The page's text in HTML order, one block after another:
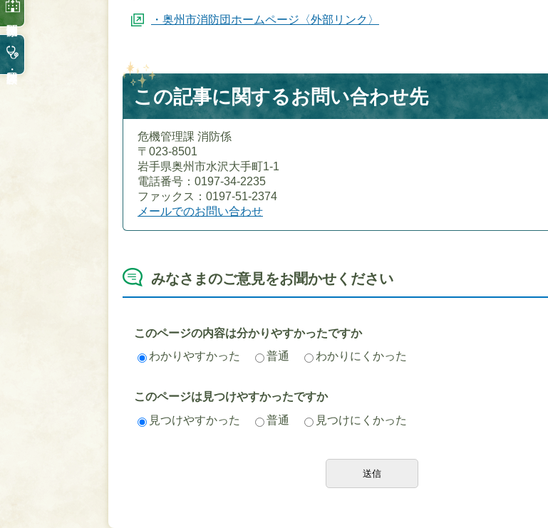
・奥州市消防団ホームページ〈外部リンク〉
この記事に関するお問い合わせ先
危機管理課 消防係
〒023-8501
岩手県奥州市水沢大手町1-1
電話番号：0197-34-2235
ファックス：0197-51-2374
メールでのお問い合わせ
みなさまのご意見をお聞かせください
このページの内容は分かりやすかったですか
わかりやすかった
普通 わかりにくかった
このページは見つけやすかったですか
見つけやすかった
普通 見つけにくかった